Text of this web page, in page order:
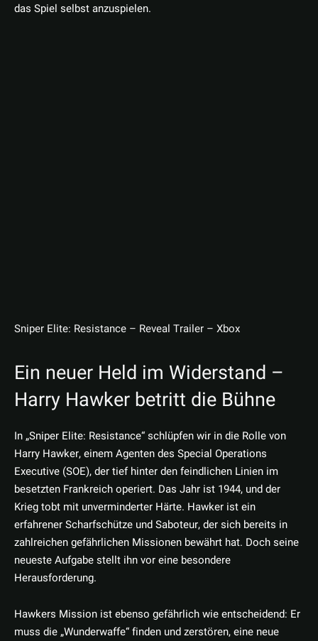
das Spiel selbst anzuspielen.
Sniper Elite: Resistance – Reveal Trailer – Xbox
Ein neuer Held im Widerstand –
Harry Hawker betritt die Bühne
In „Sniper Elite: Resistance“ schlüpfen wir in die Rolle von
Harry Hawker, einem Agenten des Special Operations
Executive (SOE), der tief hinter den feindlichen Linien im
besetzten Frankreich operiert. Das Jahr ist 1944, und der
Krieg tobt mit unverminderter Härte. Hawker ist ein
erfahrener Scharfschütze und Saboteur, der sich bereits in
zahlreichen gefährlichen Missionen bewährt hat. Doch seine
neueste Aufgabe stellt ihn vor eine besondere
Herausforderung.
Hawkers Mission ist ebenso gefährlich wie entscheidend: Er
muss die „Wunderwaffe“ finden und zerstören, eine neue